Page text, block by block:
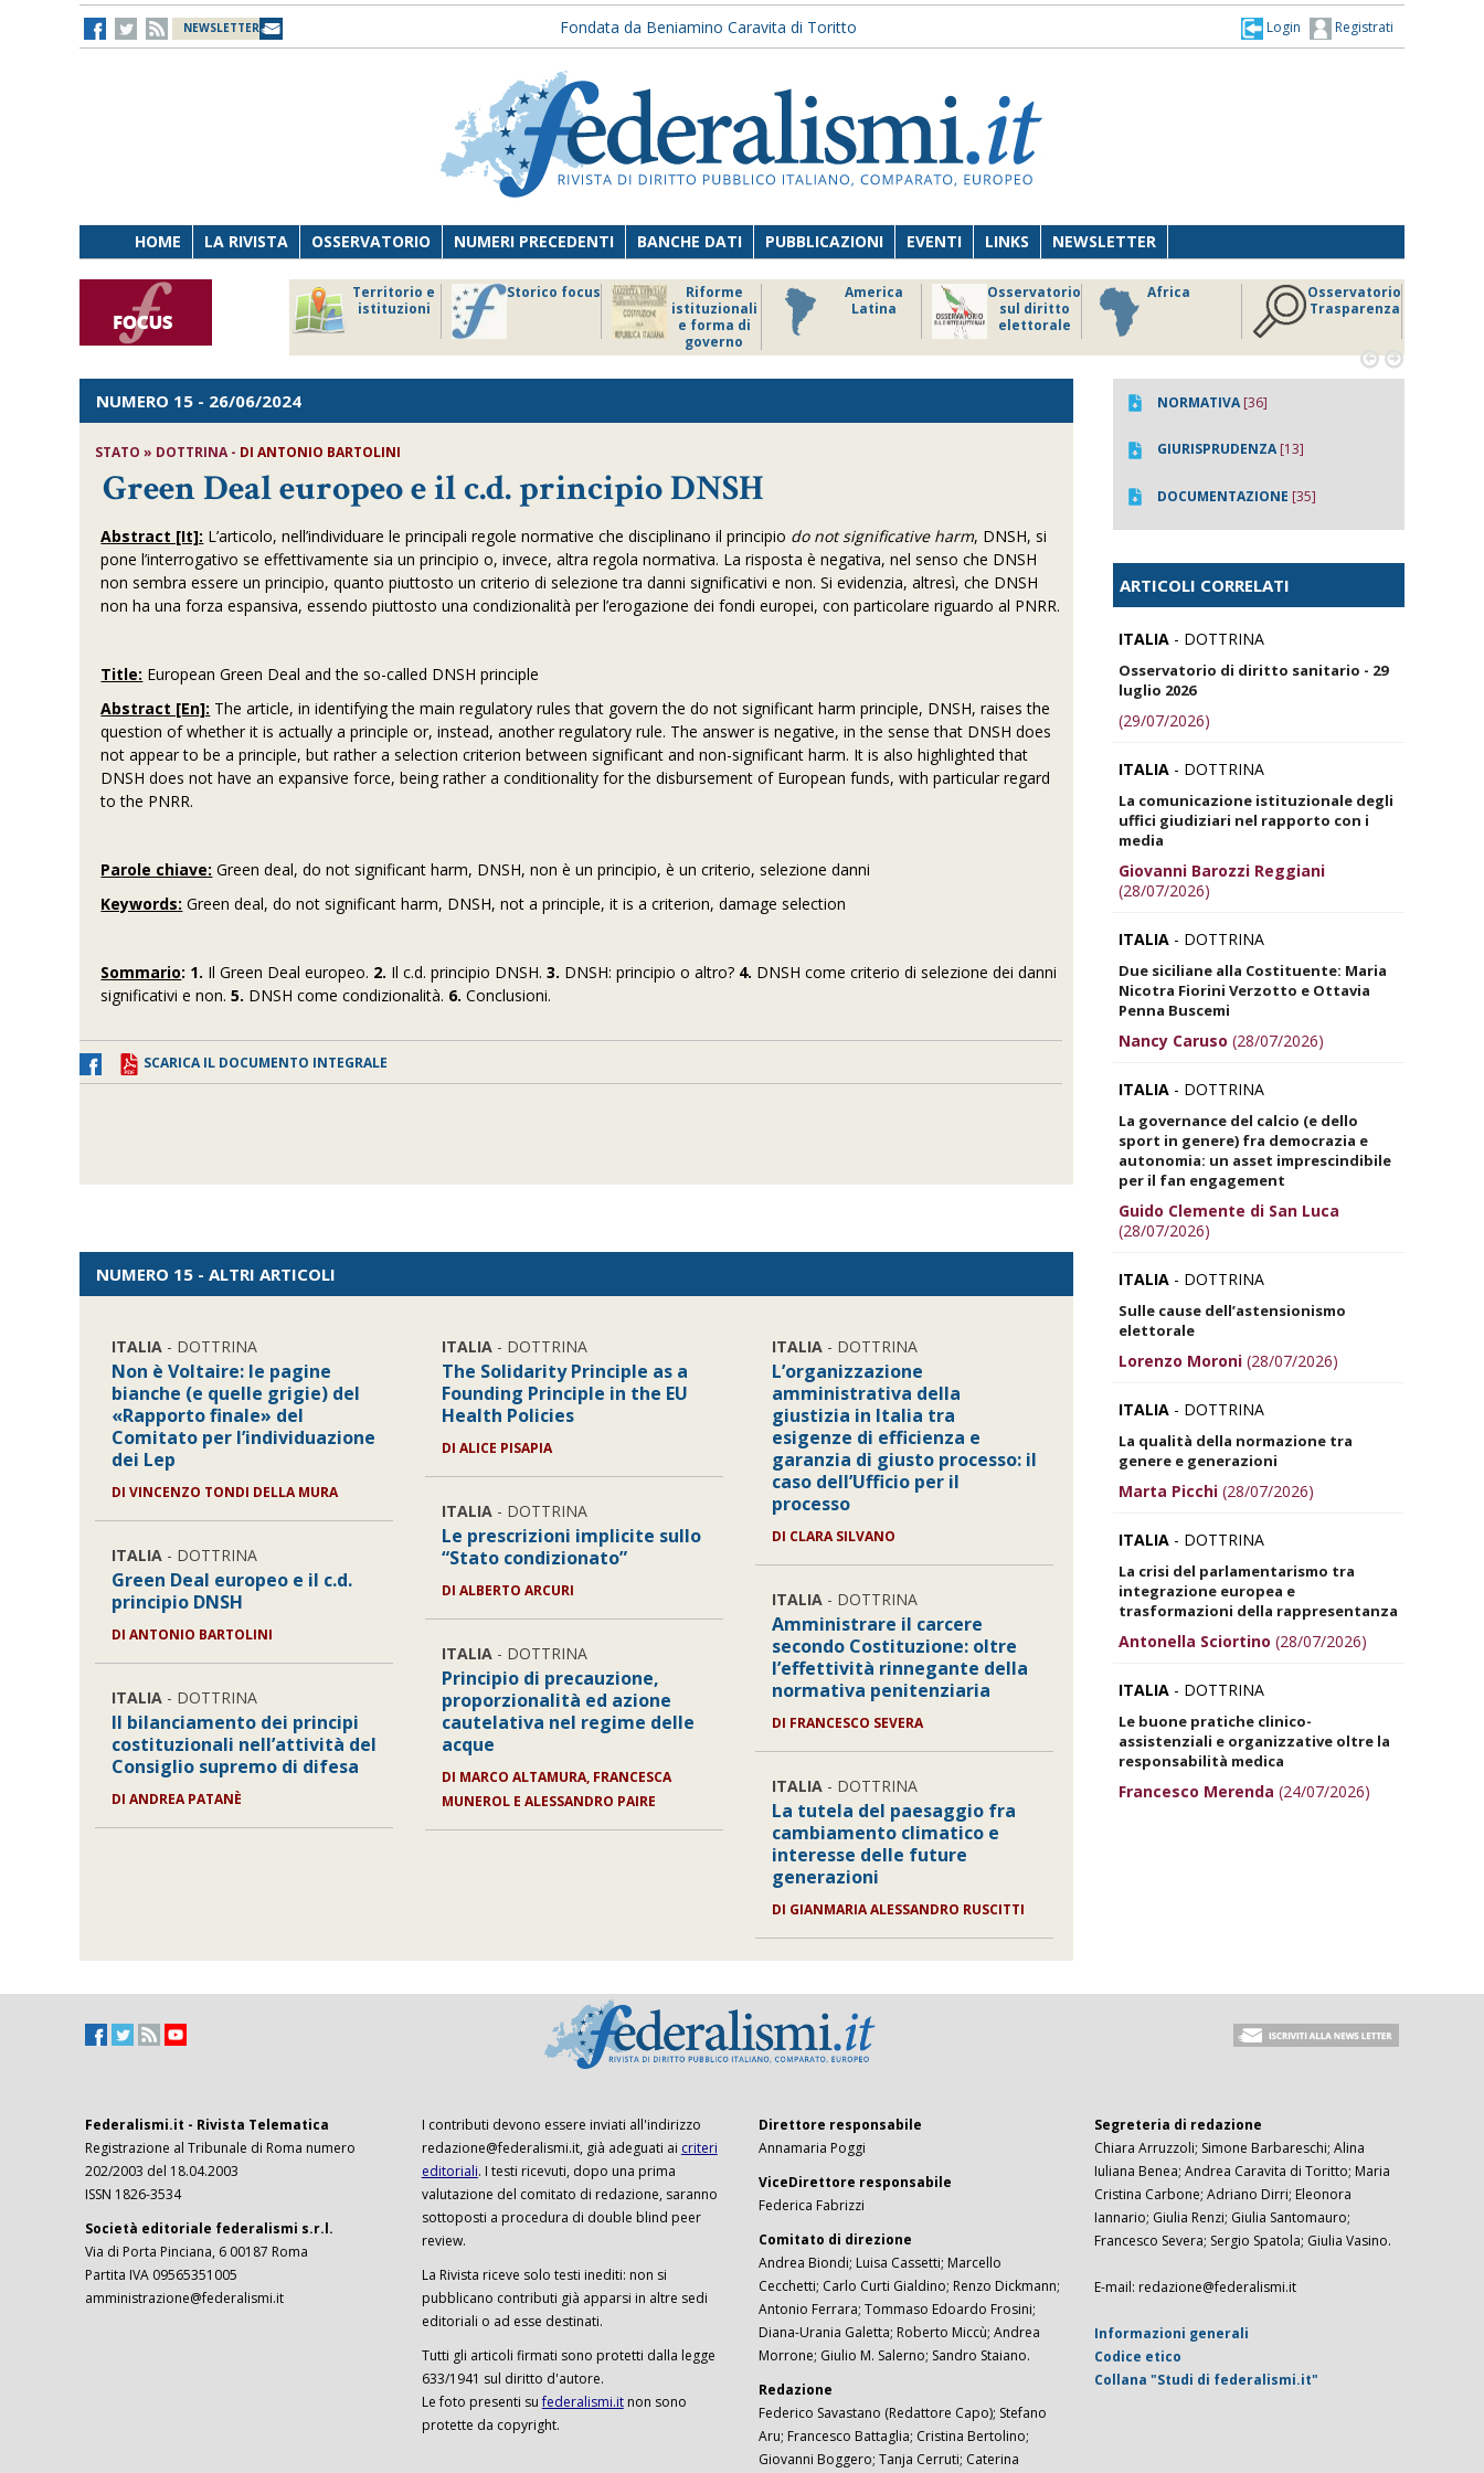
NEWSLETTER Fondata da Beniamino Caravita di Toritto Registrati
Login
HOME LA RIVISTA OSSERVATORIO NUMERI PRECEDENTI BANCHE DATI PUBBLICAZIONI EVENTI LINKS NEWSLETTER
Territorio e
istituzioni
Storico focus
Riforme
istituzionali
e forma di
governo
America
Latina
Osservatorio
sul diritto
elettorale
Africa
Osservatorio
Trasparenza
 
NUMERO 15 - 26/06/2024
STATO » DOTTRINA - DIANTONIO BARTOLINI
Green Deal europeo e il c.d. principio DNSH
Abstract [It]: L’articolo, nell’individuare le principali regole normative che disciplinano il principio do not significative harm, DNSH, si
pone l’interrogativo se effettivamente sia un principio o, invece, altra regola normativa. La risposta è negativa, nel senso che DNSH
non sembra essere un principio, quanto piuttosto un criterio di selezione tra danni significativi e non. Si evidenzia, altresì, che DNSH
non ha una forza espansiva, essendo piuttosto una condizionalità per l’erogazione dei fondi europei, con particolare riguardo al PNRR.
Title: European Green Deal and the so-called DNSH principle
Abstract [En]: The article, in identifying the main regulatory rules that govern the do not significant harm principle, DNSH, raises the
question of whether it is actually a principle or, instead, another regulatory rule. The answer is negative, in the sense that DNSH does
not appear to be a principle, but rather a selection criterion between significant and non-significant harm. It is also highlighted that
DNSH does not have an expansive force, being rather a conditionality for the disbursement of European funds, with particular regard
to the PNRR.
Parole chiave: Green deal, do not significant harm, DNSH, non è un principio, è un criterio, selezione danni
Keywords: Green deal, do not significant harm, DNSH, not a principle, it is a criterion, damage selection
Sommario: 1. Il Green Deal europeo. 2. Il c.d. principio DNSH.3. DNSH: principio o altro? 4. DNSH come criterio di selezione dei danni
significativi e non.5. DNSH come condizionalità. 6. Conclusioni.
SCARICA IL DOCUMENTO INTEGRALE
NUMERO 15 - ALTRI ARTICOLI
ITALIA - DOTTRINA
Non è Voltaire: le pagine
bianche (e quelle grigie) del
«Rapporto finale» del
Comitato per l’individuazione
dei Lep
DIVINCENZO TONDI DELLA MURA
ITALIA - DOTTRINA
Green Deal europeo e il c.d.
principio DNSH
DIANTONIO BARTOLINI
ITALIA - DOTTRINA
Il bilanciamento dei principi
costituzionali nell’attività del
Consiglio supremo di difesa
DIANDREA PATANÈ
ITALIA - DOTTRINA
The Solidarity Principle as a
Founding Principle in the EU
Health Policies
DIALICE PISAPIA
ITALIA - DOTTRINA
Le prescrizioni implicite sullo
“Stato condizionato”
DIALBERTO ARCURI
ITALIA - DOTTRINA
Principio di precauzione,
proporzionalità ed azione
cautelativa nel regime delle
acque
DI MARCO ALTAMURA, FRANCESCA
MUNEROL E ALESSANDRO PAIRE
ITALIA- DOTTRINA
L’organizzazione
amministrativa della
giustizia in Italia tra
esigenze di efficienza e
garanzia di giusto processo: il
caso dell’Ufficio per il
processo
DI CLARA SILVANO
ITALIA- DOTTRINA
Amministrare il carcere
secondo Costituzione: oltre
l’effettività rinnegante della
normativa penitenziaria
DI FRANCESCO SEVERA
ITALIA- DOTTRINA
La tutela del paesaggio fra
cambiamento climatico e
interesse delle future
generazioni
DI GIANMARIA ALESSANDRO RUSCITTI
NORMATIVA[36]
GIURISPRUDENZA[13]
DOCUMENTAZIONE [35]
ARTICOLI CORRELATI
ITALIA - DOTTRINA
Osservatorio di diritto sanitario - 29
luglio 2026
(29/07/2026)
ITALIA - DOTTRINA
La comunicazione istituzionale degli
uffici giudiziari nel rapporto con i
media
Giovanni Barozzi Reggiani
(28/07/2026)
ITALIA - DOTTRINA
Due siciliane alla Costituente: Maria
Nicotra Fiorini Verzotto e Ottavia
Penna Buscemi
Nancy Caruso (28/07/2026)
ITALIA - DOTTRINA
La governance del calcio (e dello
sport in genere) fra democrazia e
autonomia: un asset imprescindibile
per il fan engagement
Guido Clemente di San Luca
(28/07/2026)
ITALIA - DOTTRINA
Sulle cause dell’astensionismo
elettorale
Lorenzo Moroni (28/07/2026)
ITALIA - DOTTRINA
La qualità della normazione tra
genere e generazioni
Marta Picchi (28/07/2026)
ITALIA - DOTTRINA
La crisi del parlamentarismo tra
integrazione europea e
trasformazioni della rappresentanza
Antonella Sciortino (28/07/2026)
ITALIA - DOTTRINA
Le buone pratiche clinico-
assistenziali e organizzative oltre la
responsabilità medica
Francesco Merenda (24/07/2026)
Federalismi.it - Rivista Telematica
Registrazione al Tribunale di Roma numero
202/2003 del 18.04.2003
ISSN 1826-3534
Società editoriale federalismi s.r.l.
Via di Porta Pinciana, 6 00187 Roma
Partita IVA 09565351005
amministrazione@federalismi.it
I contributi devono essere inviati all'indirizzo
redazione@federalismi.it, già adeguati ai criteri
editoriali. I testi ricevuti, dopo una prima
valutazione del comitato di redazione, saranno
sottoposti a procedura di double blind peer
review.
La Rivista riceve solo testi inediti: non si
pubblicano contributi già apparsi in altre sedi
editoriali o ad esse destinati.
Tutti gli articoli firmati sono protetti dalla legge
633/1941 sul diritto d'autore.
Le foto presenti sufederalismi.itnon sono
protette da copyright.
Direttore responsabile
Annamaria Poggi
ViceDirettore responsabile
Federica Fabrizzi
Comitato di direzione
Andrea Biondi; Luisa Cassetti; Marcello
Cecchetti; Carlo Curti Gialdino; Renzo Dickmann;
Antonio Ferrara; Tommaso Edoardo Frosini;
Diana-Urania Galetta; Roberto Miccù; Andrea
Morrone; Giulio M. Salerno; Sandro Staiano.
Redazione
Federico Savastano (Redattore Capo); Stefano
Aru; Francesco Battaglia; Cristina Bertolino;
Giovanni Boggero; Tanja Cerruti; Caterina
Segreteria di redazione
Chiara Arruzzoli; Simone Barbareschi; Alina
Iuliana Benea; Andrea Caravita di Toritto; Maria
Cristina Carbone; Adriano Dirri; Eleonora
Iannario; Giulia Renzi; Giulia Santomauro;
Francesco Severa; Sergio Spatola; Giulia Vasino.
E-mail: redazione@federalismi.it
Informazioni generali
Codice etico
Collana "Studi di federalismi.it"